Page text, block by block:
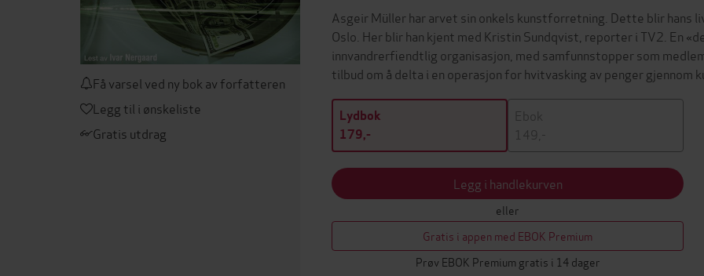
Få varsel ved ny bok av forfatteren
Legg til i ønskeliste
Gratis utdrag
Asgeir Müller har arvet sin onkels kunstforretning. Dette blir hans
Oslo. Her blir han kjent med Kristin Sundqvist, reporter i TV2. En
innvandrerfiendtlig organisasjon, med samfunnstopper som
tilbud om å delta i en operasjon for hvitvasking av penger gjennom
Lydbok
179,-
Ebok
149,-
Legg i handlekurven
eller
Gratis i appen med EBOK Premium
Prøv EBOK Premium gratis i 14 dager